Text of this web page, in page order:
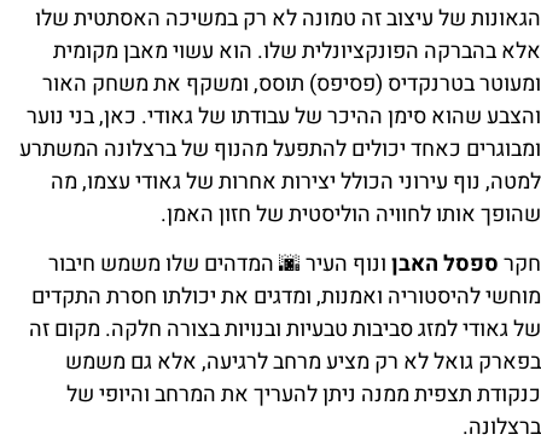
הגאונות של עיצוב זה טמונה לא רק במשיכה האסתטית שלו
אלא בהברקה הפונקציונלית שלו. הוא עשוי מאבן מקומית
ומעוטר בטרנקדיס (פסיפס) תוסס, ומשקף את משחק האור
והצבע שהוא סימן ההיכר של עבודתו של גאודי. כאן, בני נוער
ומבוגרים כאחד יכולים להתפעל מהנוף של ברצלונה המשתרע
למטה, נוף עירוני הכולל יצירות אחרות של גאודי עצמו, מה
שהופך אותו לחוויה הוליסטית של חזון האמן.
חקרספסל האבןונוף העיר 🌆 המדהים שלו משמש חיבור
מוחשי להיסטוריה ואמנות, ומדגים את יכולתו חסרת התקדים
של גאודי למזג סביבות טבעיות ובנויות בצורה חלקה. מקום זה
בפארק גואל לא רק מציע מרחב לרגיעה, אלא גם משמש
כנקודת תצפית ממנה ניתן להעריך את המרחב והיופי של
ברצלונה.